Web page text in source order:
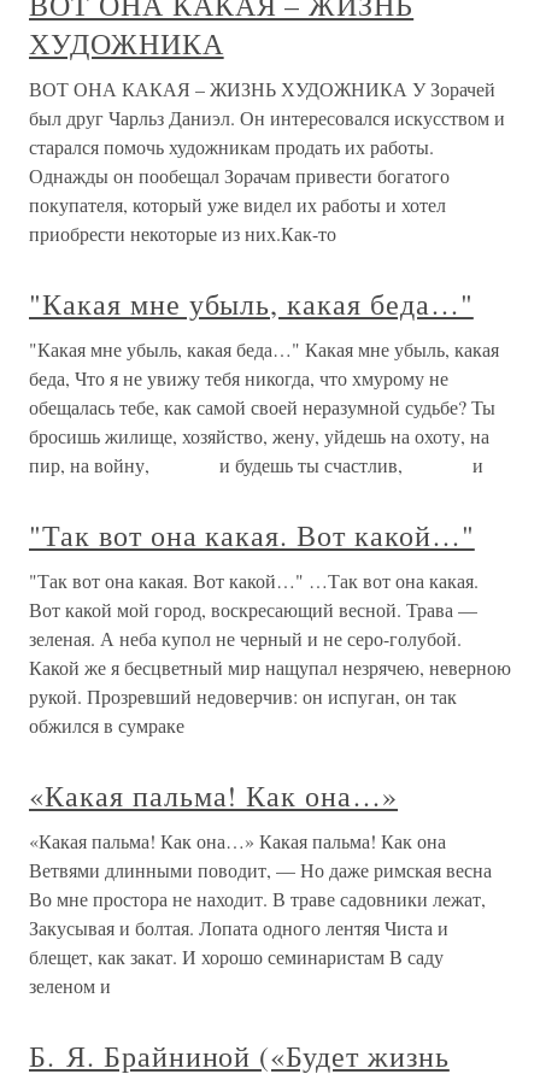
ХУДОЖНИКА
ВОТ ОНА КАКАЯ – ЖИЗНЬ ХУДОЖНИКА У Зорачей
был друг Чарльз Даниэл. Он интересовался искусством и
старался помочь художникам продать их работы.
Однажды он пообещал Зорачам привести богатого
покупателя, который уже видел их работы и хотел
приобрести некоторые из них.Как-то
"Какая мне убыль, какая беда…"
"Какая мне убыль, какая беда…" Какая мне убыль, какая
беда, Что я не увижу тебя никогда, что хмурому не
обещалась тебе, как самой своей неразумной судьбе? Ты
бросишь жилище, хозяйство, жену, уйдешь на охоту, на
пир, на войну, и будешь ты счастлив, и
"Так вот она какая. Вот какой…"
"Так вот она какая. Вот какой…" …Так вот она какая.
Вот какой мой город, воскресающий весной. Трава —
зеленая. А неба купол не черный и не серо-голубой.
Какой же я бесцветный мир нащупал незрячею, неверною
рукой. Прозревший недоверчив: он испуган, он так
обжился в сумраке
«Какая пальма! Как она…»
«Какая пальма! Как она…» Какая пальма! Как она
Ветвями длинными поводит, — Но даже римская весна
Во мне простора не находит. В траве садовники лежат,
Закусывая и болтая. Лопата одного лентяя Чиста и
блещет, как закат. И хорошо семинаристам В саду
зеленом и
Б. Я. Брайниной («Будет жизнь